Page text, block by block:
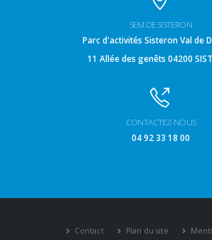
SEM DE SISTERON
Parc d'activités Sisteron Val de
11 Allée des genêts 04200
CONTACTEZ-NOUS
04 92 33 18 00
Contact Plan du site